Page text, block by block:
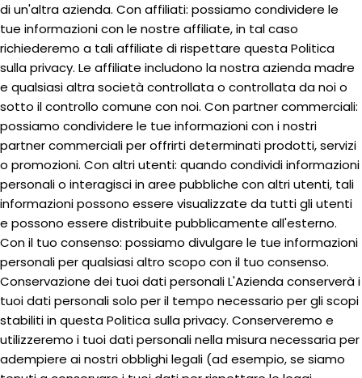
di un'altra azienda. Con affiliati: possiamo condividere le
tue informazioni con le nostre affiliate, in tal caso
richiederemo a tali affiliate di rispettare questa Politica
sulla privacy. Le affiliate includono la nostra azienda madre
e qualsiasi altra società controllata o controllata da noi o
sotto il controllo comune con noi. Con partner commerciali:
possiamo condividere le tue informazioni con i nostri
partner commerciali per offrirti determinati prodotti, servizi
o promozioni. Con altri utenti: quando condividi informazioni
personali o interagisci in aree pubbliche con altri utenti, tali
informazioni possono essere visualizzate da tutti gli utenti
e possono essere distribuite pubblicamente all'esterno.
Con il tuo consenso: possiamo divulgare le tue informazioni
personali per qualsiasi altro scopo con il tuo consenso.
Conservazione dei tuoi dati personali L'Azienda conserverà i
tuoi dati personali solo per il tempo necessario per gli scopi
stabiliti in questa Politica sulla privacy. Conserveremo e
utilizzeremo i tuoi dati personali nella misura necessaria per
adempiere ai nostri obblighi legali (ad esempio, se siamo